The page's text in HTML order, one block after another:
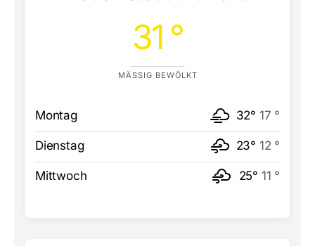
31 °
MÄSSIG BEWÖLKT
Montag 32° 17 °
Dienstag 23° 12 °
Mittwoch 25° 11 °